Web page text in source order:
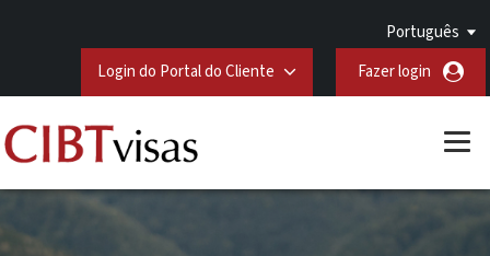
Português
Login do Portal do Cliente
Fazer login